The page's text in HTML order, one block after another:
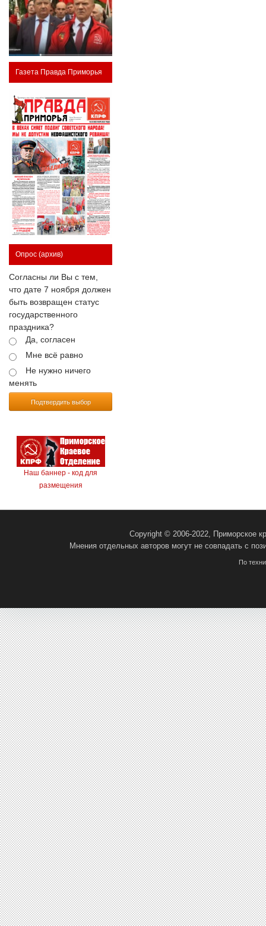
Газета Правда Приморья
Опрос (архив)
Согласны ли Вы с тем,
что дате 7 ноября должен
быть возвращен статус
государственного
праздника?
Да, согласен
Мне всё равно
Не нужно ничего
менять
Подтвердить выбор
Наш баннер - код для
размещения
Copyright © 2006-2022, Приморское
Мнения отдельных авторов могут не совпадать с
По